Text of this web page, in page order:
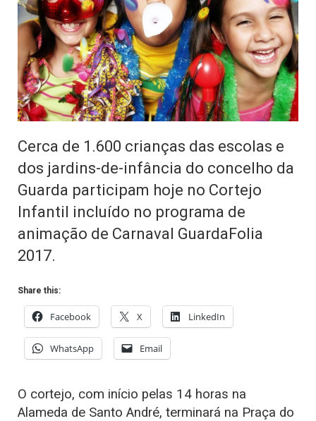
Cerca de 1.600 crianças das escolas e
dos jardins-de-infância do concelho da
Guarda participam hoje no Cortejo
Infantil incluído no programa de
animação de Carnaval GuardaFolia
2017.
Share this:
Facebook X LinkedIn
WhatsApp Email
O cortejo, com início pelas 14 horas na
Alameda de Santo André, terminará na Praça do